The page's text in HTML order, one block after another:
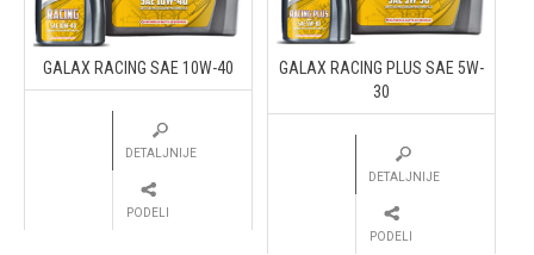
GALAX RACING SAE 10W-40
DETALJNIJE
PODELI
GALAX RACING PLUS SAE 5W-
30
DETALJNIJE
PODELI